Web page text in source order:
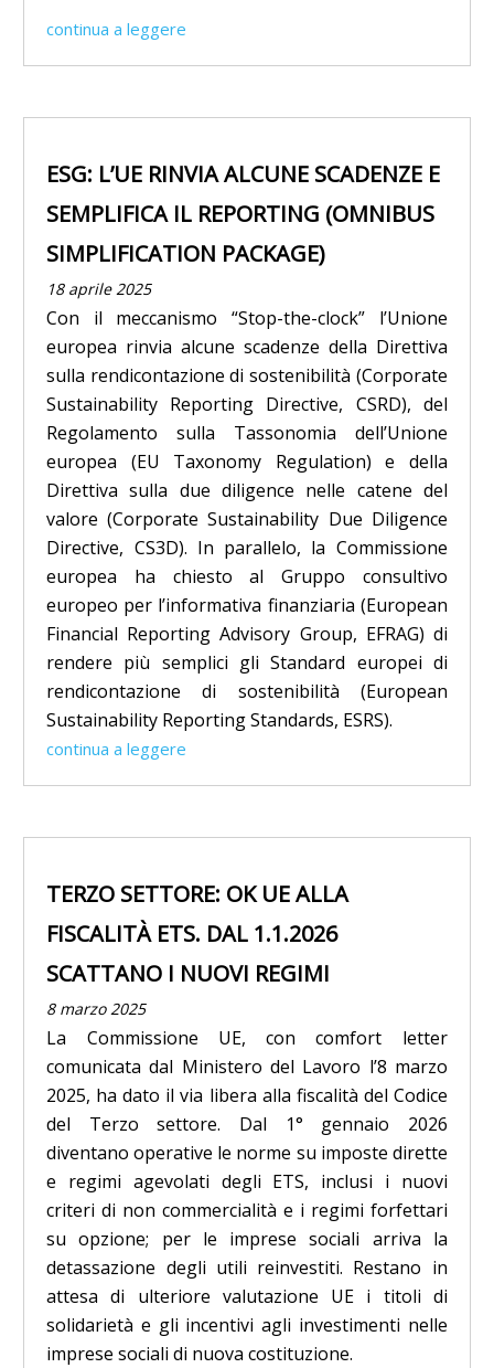
continua a leggere
ESG: L’UE RINVIA ALCUNE SCADENZE E
SEMPLIFICA IL REPORTING (OMNIBUS
SIMPLIFICATION PACKAGE)
18 aprile 2025
Con il meccanismo “Stop-the-clock” l’Unione
europea rinvia alcune scadenze della Direttiva
sulla rendicontazione di sostenibilità (Corporate
Sustainability Reporting Directive, CSRD), del
Regolamento sulla Tassonomia dell’Unione
europea (EU Taxonomy Regulation) e della
Direttiva sulla due diligence nelle catene del
valore (Corporate Sustainability Due Diligence
Directive, CS3D). In parallelo, la Commissione
europea ha chiesto al Gruppo consultivo
europeo per l’informativa finanziaria (European
Financial Reporting Advisory Group, EFRAG) di
rendere più semplici gli Standard europei di
rendicontazione di sostenibilità (European
Sustainability Reporting Standards, ESRS).
continua a leggere
TERZO SETTORE: OK UE ALLA
FISCALITÀ ETS. DAL 1.1.2026
SCATTANO I NUOVI REGIMI
8 marzo 2025
La Commissione UE, con comfort letter
comunicata dal Ministero del Lavoro l’8 marzo
2025, ha dato il via libera alla fiscalità del Codice
del Terzo settore. Dal 1° gennaio 2026
diventano operative le norme su imposte dirette
e regimi agevolati degli ETS, inclusi i nuovi
criteri di non commercialità e i regimi forfettari
su opzione; per le imprese sociali arriva la
detassazione degli utili reinvestiti. Restano in
attesa di ulteriore valutazione UE i titoli di
solidarietà e gli incentivi agli investimenti nelle
imprese sociali di nuova costituzione.